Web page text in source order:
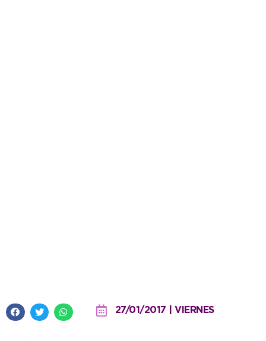
27/01/2017 | VIERNES